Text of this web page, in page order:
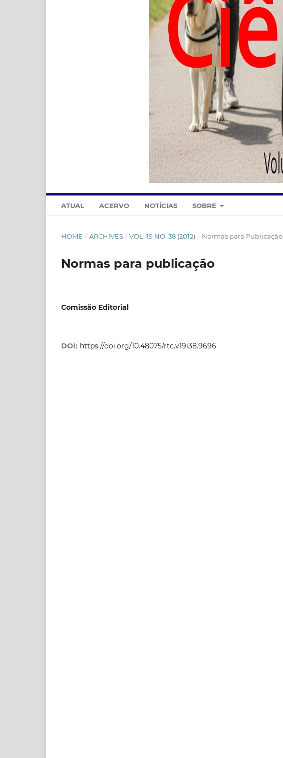
ATUAL ACERVO NOTÍCIAS SOBRE
HOME / ARCHIVES / VOL. 19 NO. 38 (2012) / Normas para Publicação
Normas para publicação
Comissão Editorial
DOI: https://doi.org/10.48075/rtc.v19i38.9696